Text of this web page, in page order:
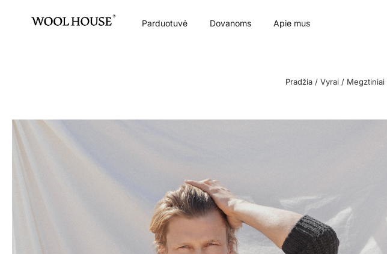
Parduotuvė Dovanoms Apie mus
Pradžia / Vyrai / Megztiniai